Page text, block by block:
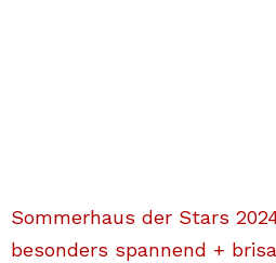
Sommerhaus der Stars
besonders spannend +